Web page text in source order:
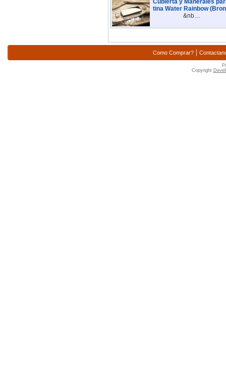
Cubierta y Manerales
tina Water Rainbow
&nb…
Como Comprar? |
Copyright